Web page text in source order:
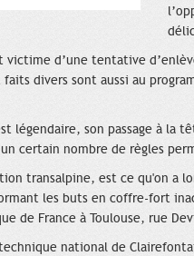
victime d’une tentative
divers sont aussi au
légendaire, son passage à la
certain nombre de règles
transalpine, est ce qu'on a
les buts en coffre-fort
de France à Toulouse, rue
national de